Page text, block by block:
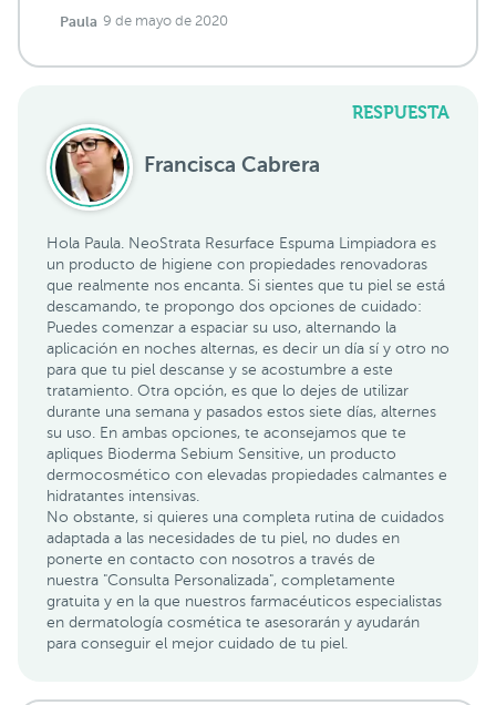
Paula 9 de mayo de 2020
RESPUESTA
Hola Paula. NeoStrata Resurface Espuma Limpiadora es
un producto de higiene con propiedades renovadoras
que realmente nos encanta. Si sientes que tu piel se está
descamando, te propongo dos opciones de cuidado:
Puedes comenzar a espaciar su uso, alternando la
aplicación en noches alternas, es decir un día sí y otro no
para que tu piel descanse y se acostumbre a este
tratamiento. Otra opción, es que lo dejes de utilizar
durante una semana y pasados estos siete días, alternes
su uso. En ambas opciones, te aconsejamos que te
apliques Bioderma Sebium Sensitive, un producto
dermocosmético con elevadas propiedades calmantes e
hidratantes intensivas.
No obstante, si quieres una completa rutina de cuidados
adaptada a las necesidades de tu piel, no dudes en
ponerte en contacto con nosotros a través de
nuestra "Consulta Personalizada", completamente
gratuita y en la que nuestros farmacéuticos especialistas
en dermatología cosmética te asesorarán y ayudarán
para conseguir el mejor cuidado de tu piel.
Francisca Cabrera